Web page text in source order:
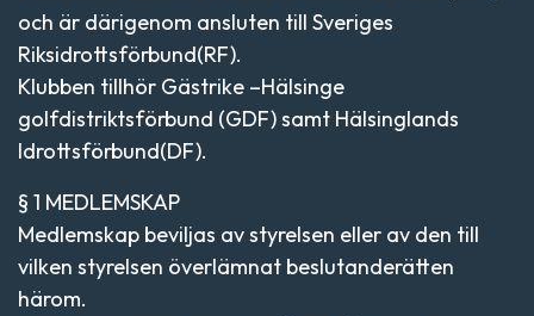
och är därigenom ansluten till Sveriges
Riksidrottsförbund(RF).
Klubben tillhör Gästrike –Hälsinge
golfdistriktsförbund (GDF) samt Hälsinglands
Idrottsförbund(DF).
§ 1 MEDLEMSKAP
Medlemskap beviljas av styrelsen eller av den till
vilken styrelsen överlämnat beslutanderätten
härom.